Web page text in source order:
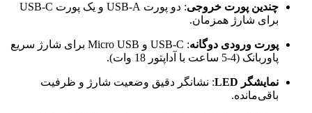
چندین پورت خروجی
: دو پورت USB-A و یک پورت USB-C
برای شارژ همزمان.
پورت ورودی دوگانه
: USB-C و Micro USB برای شارژ سریع
پاوربانک (4-5 ساعت با آداپتور 18 وات).
نمایشگر LED
: نشانگر دقیق وضعیت شارژ و ظرفیت
باقی‌مانده.